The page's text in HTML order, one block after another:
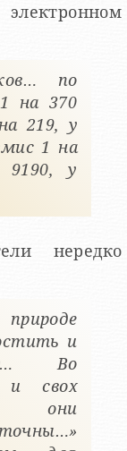
по
на 370
219, у
1 на
у
нередко
и
Во
и свох
они